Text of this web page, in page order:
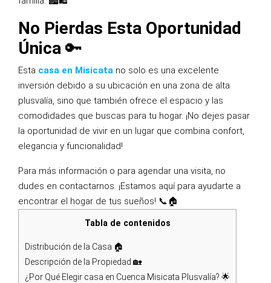
No Pierdas Esta Oportunidad
Única 🔑
Esta casa en Misicata no solo es una excelente
inversión debido a su ubicación en una zona de alta
plusvalía, sino que también ofrece el espacio y las
comodidades que buscas para tu hogar. ¡No dejes pasar
la oportunidad de vivir en un lugar que combina confort,
elegancia y funcionalidad!
Para más información o para agendar una visita, no
dudes en contactarnos. ¡Estamos aquí para ayudarte a
encontrar el hogar de tus sueños! 📞🏠
Tabla de contenidos
Distribución de la Casa 🏠
Descripción de la Propiedad 🏡
¿Por Qué Elegir casa en Cuenca Misicata Plusvalía? 🌟